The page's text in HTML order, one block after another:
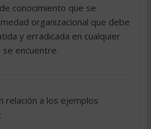
conocimiento que se
organizacional que debe
y erradicada en cualquier
encuentre.
relación a los ejemplos